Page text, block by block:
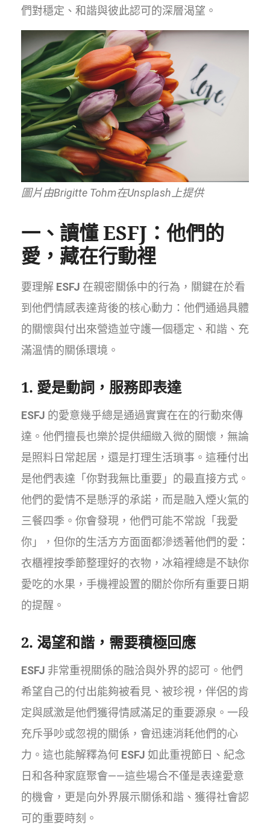
們對穩定、和諧與彼此認可的深層渴望。
圖片由Brigitte Tohm在Unsplash上提供
一、讀懂ESFJ ：他們的
愛，藏在行動裡
要理解 ESFJ 在親密關係中的行為，關鍵在於看
到他們情感表達背後的核心動力：他們通過具體
的關懷與付出來營造並守護一個穩定、和諧、充
滿溫情的關係環境。
1. 愛是動詞，服務即表達
ESFJ 的愛意幾乎總是通過實實在在的行動來傳
達。他們擅長也樂於提供細緻入微的關懷，無論
是照料日常起居，還是打理生活瑣事。這種付出
是他們表達「你對我無比重要」的最直接方式。
他們的愛情不是懸浮的承諾，而是融入煙火氣的
三餐四季。你會發現，他們可能不常說「我愛
你」，但你的生活方方面面都滲透著他們的愛：
衣櫃裡按季節整理好的衣物，冰箱裡總是不缺你
愛吃的水果，手機裡設置的關於你所有重要日期
的提醒。
2. 渴望和諧，需要積極回應
ESFJ 非常重視關係的融洽與外界的認可。他們
希望自己的付出能夠被看見、被珍視，伴侶的肯
定與感激是他們獲得情感滿足的重要源泉。一段
充斥爭吵或忽視的關係，會迅速消耗他們的心
力。這也能解釋為何 ESFJ 如此重視節日、紀念
日和各种家庭聚會——這些場合不僅是表達愛意
的機會，更是向外界展示關係和諧、獲得社會認
可的重要時刻。